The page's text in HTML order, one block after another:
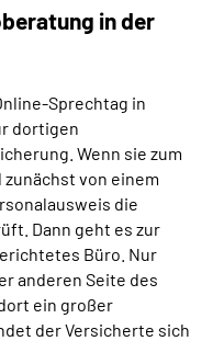
in der
Sprechtag in
dortigen
Wenn sie zum
von einem
die
Dann geht es zur
Büro. Nur
anderen Seite des
ein großer
der Versicherte sich